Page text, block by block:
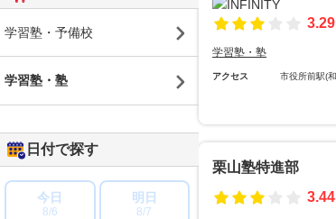
3.29
学習塾・塾
アクセス 市役所前駅(
栗山塾特進部
3.44
学習塾・予備校
学習塾・塾
日付で探す
今日
8/6
明日
8/7